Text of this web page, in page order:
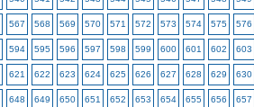
567 568 569 570 571 572 573 574 575 576
594 595 596 597 598 599 600 601 602 603
621 622 623 624 625 626 627 628 629 630
648 649 650 651 652 653 654 655 656 657